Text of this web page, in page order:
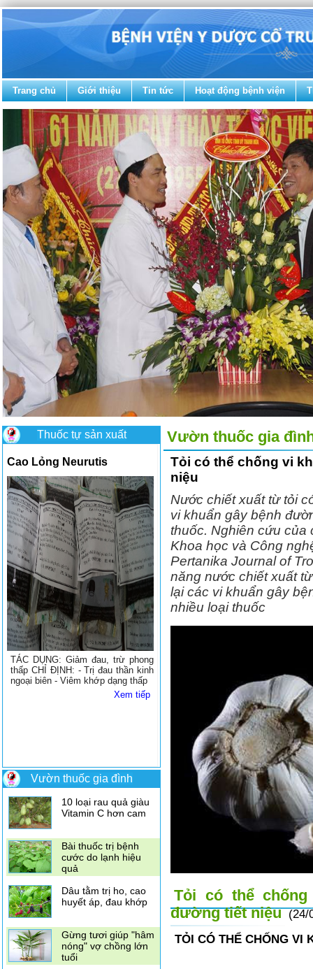
Trang chủ Giới thiệu Tin tức Hoạt động bệnh viện
Thuốc tự sản xuất
Cao Lỏng Neurutis
TÁC DỤNG: Giảm đau, trừ phong
thấp CHỈ ĐỊNH: - Trị đau thần kinh
ngoại biên - Viêm khớp dạng thấp
Xem tiếp
Vườn thuốc gia đình
Có nên ăn mướp
đắng khi mang thai
Dùng vỏ quýt để trị
ho
4 loại gia vị thần kỳ
giúp giảm đau
10 loại rau quả giàu
Vitamin C hơn cam
Vườn thuốc gia
Tỏi có thể chống vi
niệu
Nước chiết xuất từ tỏi
vi khuẩn gây bệnh
thuốc. Nghiên cứu của
Khoa học và Công
Pertanika Journal of
năng nước chiết xuất
lại các vi khuẩn gây
nhiều loại thuốc
Tỏi có thể
đường tiết niệu (24/
TỎI CÓ THỂ CHỐNG VI